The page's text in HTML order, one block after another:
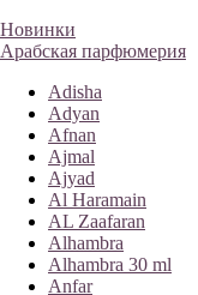
Новинки
Арабская парфюмерия
Adisha
Adyan
Afnan
Ajmal
Ajyad
Al Haramain
AL Zaafaran
Alhambra
Alhambra 30 ml
Anfar